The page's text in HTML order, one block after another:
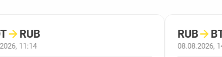
→RUB
11:14
RUB→
08.08.2026,